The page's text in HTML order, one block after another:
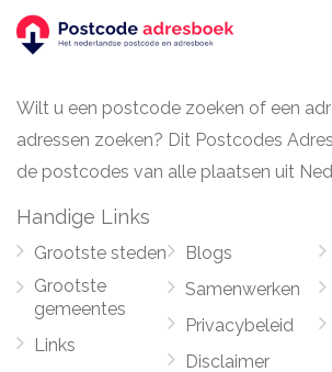
Wilt u een postcode zoeken of een
adressen zoeken? Dit Postcodes
de postcodes van alle plaatsen uit
Handige Links
Grootste steden
Grootste
gemeentes
Links
Blogs
Samenwerken
Privacybeleid
Disclaimer